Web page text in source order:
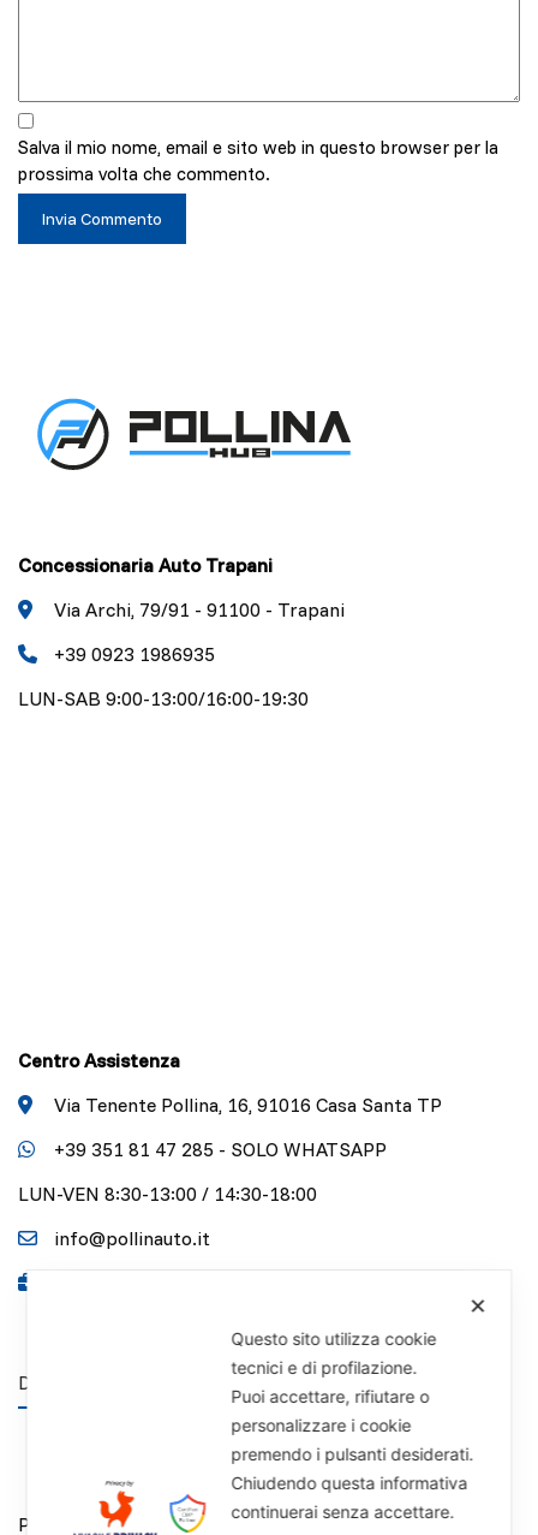
Salva il mio nome, email e sito web in questo browser per la
prossima volta che commento.
Concessionaria Auto Trapani
Via Archi, 79/91 - 91100 - Trapani
+39 0923 1986935
LUN-SAB 9:00-13:00/16:00-19:30
Centro Assistenza
Via Tenente Pollina, 16, 91016 Casa Santa TP
+39 351 81 47 285 - SOLO WHATSAPP
LUN-VEN 8:30-13:00 / 14:30-18:00
info@pollinauto.it
DISCLAIMER
Privacy Policy
✕
Questo sito utilizza cookie
tecnici e di profilazione.
Puoi accettare, rifiutare o
personalizzare i cookie
premendo i pulsanti desiderati.
Chiudendo questa informativa
continuerai senza accettare.